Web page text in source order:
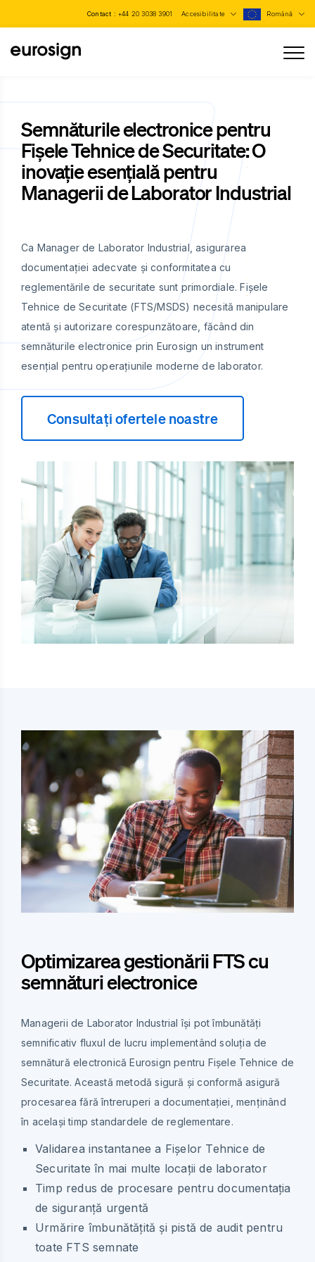
Contact : +44 20 3038 3901 Accesibilitate Română
Semnăturile electronice pentru
Fișele Tehnice de Securitate: O
inovație esențială pentru
Managerii de Laborator Industrial
Ca Manager de Laborator Industrial, asigurarea
documentației adecvate și conformitatea cu
reglementările de securitate sunt primordiale. Fișele
Tehnice de Securitate (FTS/MSDS) necesită manipulare
atentă și autorizare corespunzătoare, făcând din
semnăturile electronice prin Eurosign un instrument
esențial pentru operațiunile moderne de laborator.
Consultați ofertele noastre
Optimizarea gestionării FTS cu
semnături electronice
Managerii de Laborator Industrial își pot îmbunătăți
semnificativ fluxul de lucru implementând soluția de
semnătură electronică Eurosign pentru Fișele Tehnice de
Securitate. Această metodă sigură și conformă asigură
procesarea fără întreruperi a documentației, menținând
în același timp standardele de reglementare.
Validarea instantanee a Fișelor Tehnice de
Securitate în mai multe locații de laborator
Timp redus de procesare pentru documentația
de siguranță urgentă
Urmărire îmbunătățită și pistă de audit pentru
toate FTS semnate